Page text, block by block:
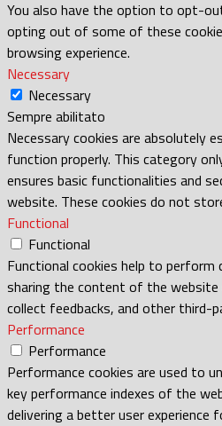
You also have the option to opt-
opting out of some of these
browsing experience.
Necessary
Necessary
Sempre abilitato
Necessary cookies are absolutely
function properly. This category
ensures basic functionalities and
website. These cookies do not
Functional
Functional
Functional cookies help to
sharing the content of the website
collect feedbacks, and other third-
Performance
Performance
Performance cookies are used to
key performance indexes of the
delivering a better user experience